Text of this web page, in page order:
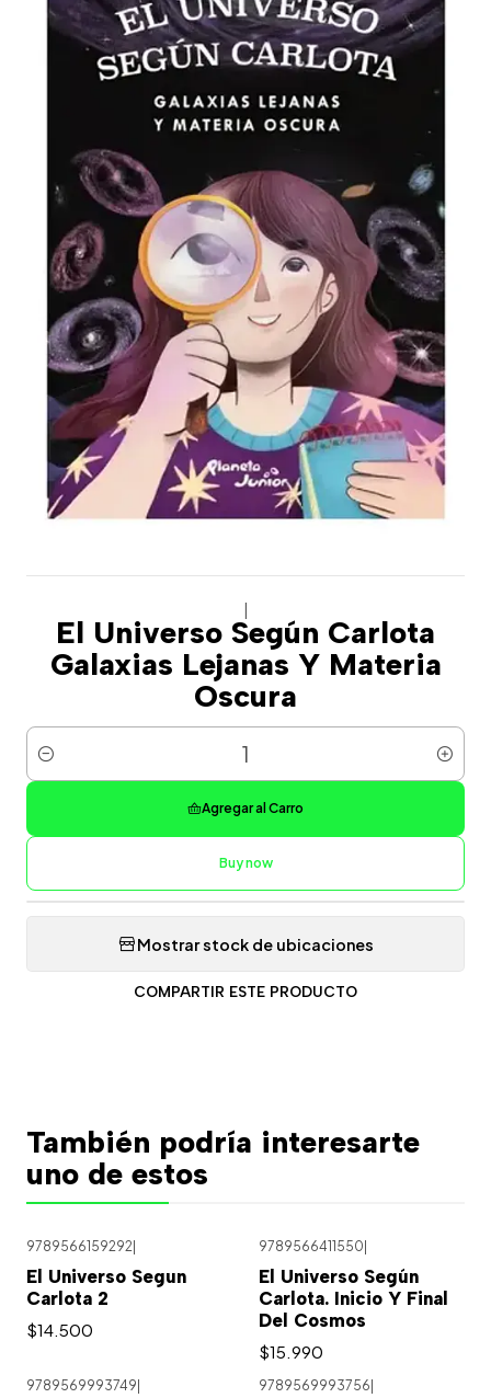
El Universo Según Carlota
Galaxias Lejanas Y Materia
Oscura
Cantidad
Agregar al Carro
Buy now
Mostrar stock de ubicaciones
COMPARTIR ESTE PRODUCTO
También podría interesarte
uno de estos
9789566159292
El Universo Segun
Carlota 2
$14.500
9789566411550
El Universo Según
Carlota. Inicio Y Final
Del Cosmos
$15.990
9789569993749 9789569993756